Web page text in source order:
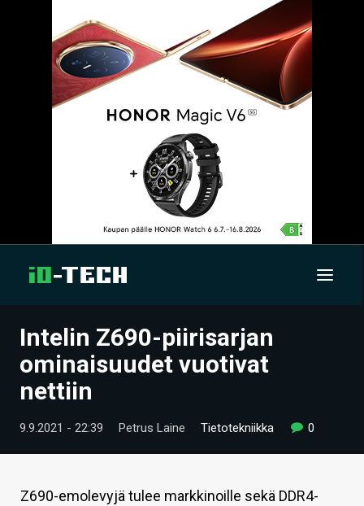
UUTISET
ARTIKKELIT
VIDEOT
TECHBBS
TIETOA
Intelin Z690-piirisarjan
ominaisuudet vuotivat
nettiin
9.9.2021 - 22:39 Petrus Laine Tietotekniikka 0
Z690-emolevyjä tulee markkinoille sekä DDR4-